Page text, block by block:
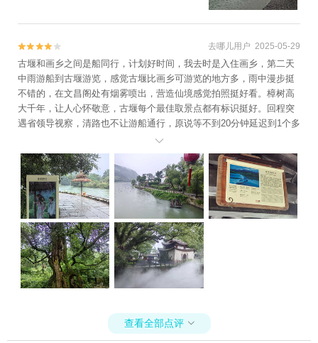

 去哪儿用户 2025-05-29
古堰和画乡之间是船同行，计划好时间，我去时是入住画乡，第二天
中雨游船到古堰游览，感觉古堰比画乡可游览的地方多，雨中漫步挺
不错的，在文昌阁处有烟雾喷出，营造仙境感觉拍照挺好看。樟树高
大千年，让人心怀敬意，古堰每个最佳取景点都有标识挺好。回程突
遇省领导视察，清路也不让游船通行，原说等不到20分钟延迟到1个多
小时，民怨高，下着雨，人越来越多就滞留在登船口，工作人员表示
也很无奈，领导看到的永远不是普通人看到的，无奈。有人着急赶高
铁选择离开了。来丽水旅游坐公共交通我学乖了，因为景点太分散
了，没买下段票。很多人打文旅投诉电话，打市长热线，最终等了1：
30小时通行。画乡只是一条古街，基本上都是小餐饮，和其他地方大
同小异，同质化厉害，要想出彩还是要深挖地方特色。总体来说，丽
水的景色让我感觉有点失望。

查看全部点评 